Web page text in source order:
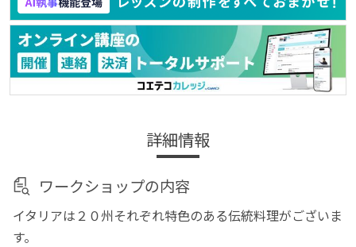
詳細情報
ワークショップの内容
イタリアは２０州それぞれ特色のある伝統料理がございま
す。